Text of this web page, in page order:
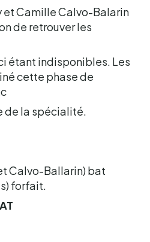
et Camille Calvo-Balarin
de retrouver les
étant indisponibles. Les
cette phase de
de la spécialité.
Calvo-Ballarin) bat
forfait.